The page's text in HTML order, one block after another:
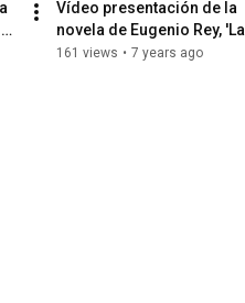
Vídeo presentación de la
novela de Eugenio Rey, 'La
verdad está en el interior'
161 views • 7 years ago